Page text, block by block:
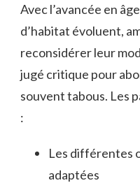
Avec l’avancée en
d’habitat évoluent,
reconsidérer leur
jugé critique pour
souvent tabous. Les
:
Les différentes
adaptées